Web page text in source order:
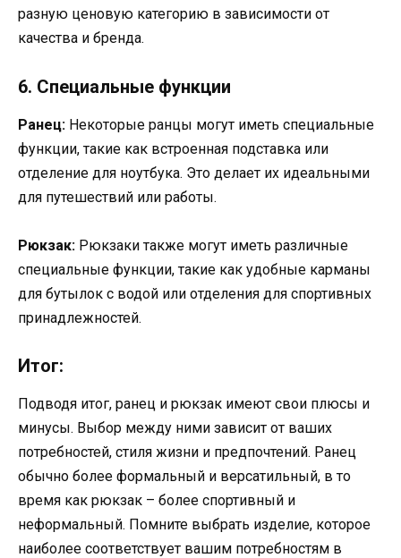
разную ценовую категорию в зависимости от
качества и бренда.
6. Специальные функции
Ранец: Некоторые ранцы могут иметь специальные
функции, такие как встроенная подставка или
отделение для ноутбука. Это делает их идеальными
для путешествий или работы.
Рюкзак: Рюкзаки также могут иметь различные
специальные функции, такие как удобные карманы
для бутылок с водой или отделения для спортивных
принадлежностей.
Итог:
Подводя итог, ранец и рюкзак имеют свои плюсы и
минусы. Выбор между ними зависит от ваших
потребностей, стиля жизни и предпочтений. Ранец
обычно более формальный и версатильный, в то
время как рюкзак – более спортивный и
неформальный. Помните выбрать изделие, которое
наиболее соответствует вашим потребностям в